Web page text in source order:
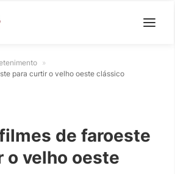
»
para curtir o velho oeste clássico
de faroeste
o velho oeste